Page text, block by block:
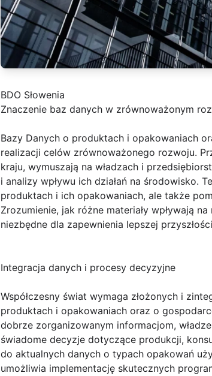
BDO Słowenia
Znaczenie baz danych w zrównoważonym
Bazy Danych o produktach i opakowaniach
realizacji celów zrównoważonego rozwoju.
kraju, wymuszają na władzach i
i analizy wpływu ich działań na środowisko.
produktach i ich opakowaniach, ale także
Zrozumienie, jak różne materiały wpływają
niezbędne dla zapewnienia lepszej
Integracja danych i procesy decyzyjne
Współczesny świat wymaga złożonych i
produktach i opakowaniach oraz o
dobrze zorganizowanym informacjom,
świadome decyzje dotyczące produkcji,
do aktualnych danych o typach opakowań
umożliwia implementację skutecznych